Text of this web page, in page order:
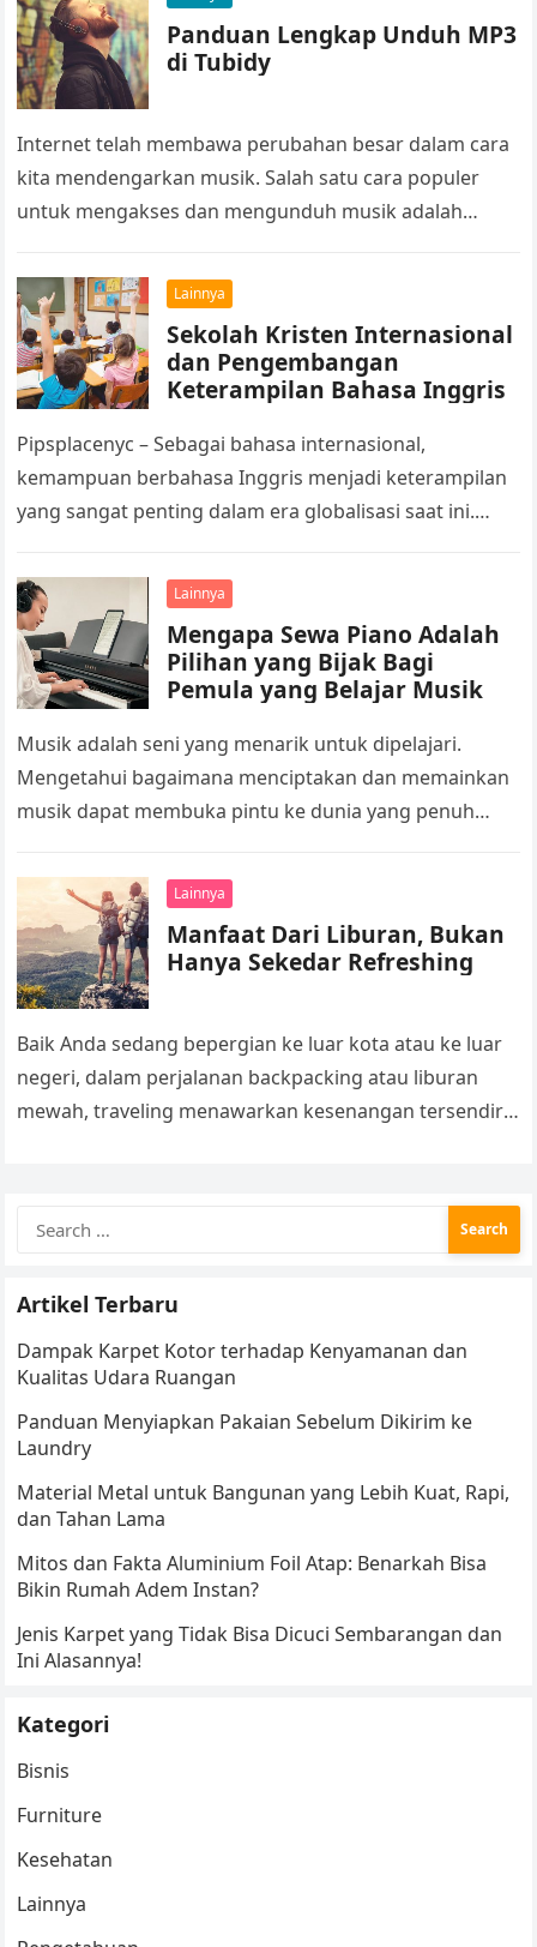
Panduan Lengkap Unduh MP3
di Tubidy
Internet telah membawa perubahan besar dalam cara
kita mendengarkan musik. Salah satu cara populer
untuk mengakses dan mengunduh musik adalah
Lainnya
Sekolah Kristen Internasional
dan Pengembangan
Keterampilan Bahasa Inggris
Pipsplacenyc – Sebagai bahasa internasional,
kemampuan berbahasa Inggris menjadi keterampilan
yang sangat penting dalam era globalisasi saat ini.
mencari…
Lainnya
Mengapa Sewa Piano Adalah
Pilihan yang Bijak Bagi
Pemula yang Belajar Musik
Musik adalah seni yang menarik untuk dipelajari.
Mengetahui bagaimana menciptakan dan memainkan
musik dapat membuka pintu ke dunia yang penuh
Lainnya
Manfaat Dari Liburan, Bukan
Hanya Sekedar Refreshing
Baik Anda sedang bepergian ke luar kota atau ke luar
negeri, dalam perjalanan backpacking atau liburan
mewah, traveling menawarkan kesenangan tersendiri
for:
Artikel Terbaru
Dampak Karpet Kotor terhadap Kenyamanan dan
Kualitas Udara Ruangan
Panduan Menyiapkan Pakaian Sebelum Dikirim ke
Laundry
Material Metal untuk Bangunan yang Lebih Kuat, Rapi,
dan Tahan Lama
Mitos dan Fakta Aluminium Foil Atap: Benarkah Bisa
Bikin Rumah Adem Instan?
Jenis Karpet yang Tidak Bisa Dicuci Sembarangan dan
Ini Alasannya!
Kategori
Bisnis
Furniture
Kesehatan
Lainnya